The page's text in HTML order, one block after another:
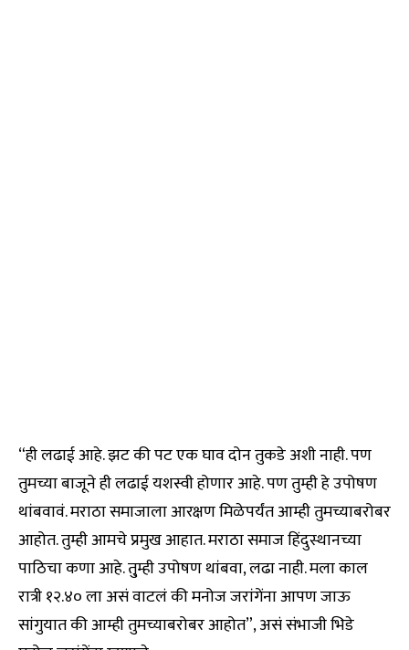
“ही लढाई आहे. झट की पट एक घाव दोन तुकडे अशी नाही. पण
तुमच्या बाजूने ही लढाई यशस्वी होणार आहे. पण तुम्ही हे उपोषण
थांबवावं. मराठा समाजाला आरक्षण मिळेपर्यंत आम्ही तुमच्याबरोबर
आहोत. तुम्ही आमचे प्रमुख आहात. मराठा समाज हिंदुस्थानच्या
पाठिचा कणा आहे. तु्म्ही उपोषण थांबवा, लढा नाही. मला काल
रात्री १२.४० ला असं वाटलं की मनोज जरांगेंना आपण जाऊ
सांगुयात की आम्ही तुमच्याबरोबर आहोत”, असं संभाजी भिडे